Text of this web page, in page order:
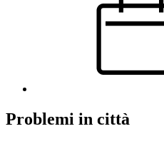
Problemi in città